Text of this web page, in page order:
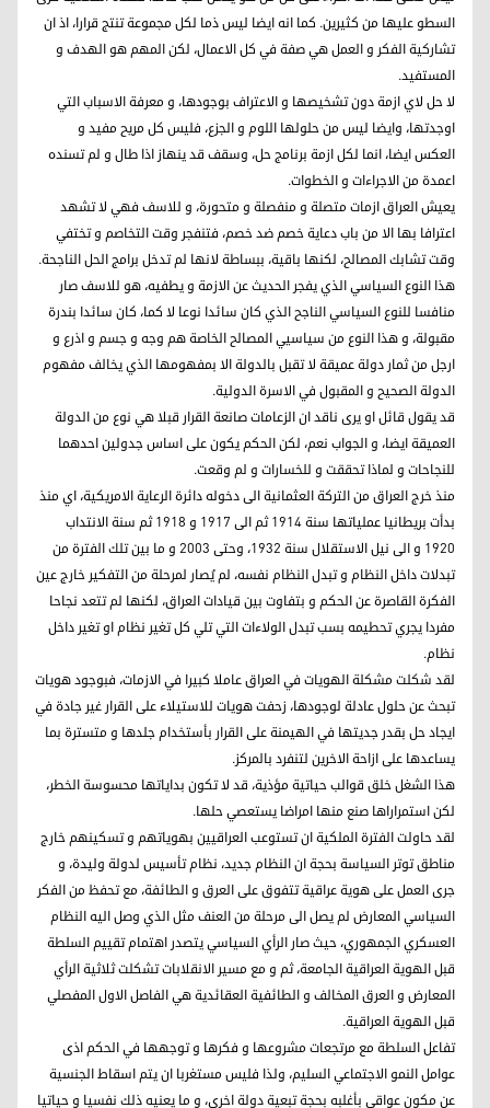
السطو عليها من كثيرين. كما انه ايضا ليس ذما لكل مجموعة تنتج قرارا، اذ ان
تشاركية الفكر و العمل هي صفة في كل الاعمال، لكن المهم هو الهدف و
المستفيد.
لا حل لاي ازمة دون تشخيصها و الاعتراف بوجودها، و معرفة الاسباب التي
اوجدتها، وايضا ليس من حلولها اللوم و الجزع، فليس كل مريح مفيد و
العكس ايضا، انما لكل ازمة برنامج حل، وسقف قد ينهاز اذا طال و لم تسنده
اعمدة من الاجراءات و الخطوات.
يعيش العراق ازمات متصلة و منفصلة و متحورة، و للاسف فهي لا تشهد
اعترافا بها الا من باب دعاية خصم ضد خصم، فتنفجر وقت التخاصم و تختفي
وقت تشابك المصالح، لكنها باقية، ببساطة لانها لم تدخل برامج الحل الناجحة.
هذا النوع السياسي الذي يفجر الحديث عن الازمة و يطفيه، هو للاسف صار
منافسا للنوع السياسي الناجح الذي كان سائدا نوعا لا كما، كان سائدا بندرة
مقبولة، و هذا النوع من سياسيي المصالح الخاصة هم وجه و جسم و اذرع و
ارجل من ثمار دولة عميقة لا تقبل بالدولة الا بمفهومها الذي يخالف مفهوم
الدولة الصحيح و المقبول في الاسرة الدولية.
قد يقول قائل او يرى ناقد ان الزعامات صانعة القرار قبلا هي نوع من الدولة
العميقة ايضا، و الجواب نعم، لكن الحكم يكون على اساس جدولين احدهما
للنجاحات و لماذا تحققت و للخسارات و لم وقعت.
منذ خرج العراق من التركة العثمانية الى دخوله دائرة الرعاية الامريكية، اي منذ
بدأت بريطانيا عملياتها سنة ١٩١٤ ثم الى ١٩١٧ و ١٩١٨ ثم سنة الانتداب
١٩٢٠ و الى نيل الاستقلال سنة ١٩٣٢، وحتى ٢٠٠٣ و ما بين تلك الفترة من
تبدلات داخل النظام و تبدل النظام نفسه، لم يُصار لمرحلة من التفكير خارج عين
الفكرة القاصرة عن الحكم و بتفاوت بين قيادات العراق، لكنها لم تتعد نجاحا
مفردا يجري تحطيمه بسب تبدل الولاءات التي تلي كل تغير نظام او تغير داخل
نظام.
لقد شكلت مشكلة الهويات في العراق عاملا كبيرا في الازمات، فبوجود هويات
تبحث عن حلول عادلة لوجودها، زحفت هويات للاستيلاء على القرار غير جادة في
ايجاد حل بقدر جديتها في الهيمنة على القرار بأستخدام جلدها و متسترة بما
يساعدها على ازاحة الاخرين لتنفرد بالمركز.
هذا الشغل خلق قوالب حياتية مؤذية، قد لا تكون بداياتها محسوسة الخطر،
لكن استمراراها صنع منها امراضا يستعصي حلها.
لقد حاولت الفترة الملكية ان تستوعب العراقيين بهوياتهم و تسكينهم خارج
مناطق توتر السياسة بحجة ان النظام جديد، نظام تأسيس لدولة وليدة، و
جرى العمل على هوية عراقية تتفوق على العرق و الطائفة، مع تحفظ من الفكر
السياسي المعارض لم يصل الى مرحلة من العنف مثل الذي وصل اليه النظام
العسكري الجمهوري، حيث صار الرأي السياسي يتصدر اهتمام تقييم السلطة
قبل الهوية العراقية الجامعة، ثم و مع مسير الانقلابات تشكلت ثلاثية الرأي
المعارض و العرق المخالف و الطائفية العقائدية هي الفاصل الاول المفصلي
قبل الهوية العراقية.
تفاعل السلطة مع مرتجعات مشروعها و فكرها و توجهها في الحكم اذى
عوامل النمو الاجتماعي السليم، ولذا فليس مستغربا ان يتم اسقاط الجنسية
عن مكون عواقي بأغلبه بحجة تبعية دولة اخرى، و ما يعنيه ذلك نفسيا و حياتيا